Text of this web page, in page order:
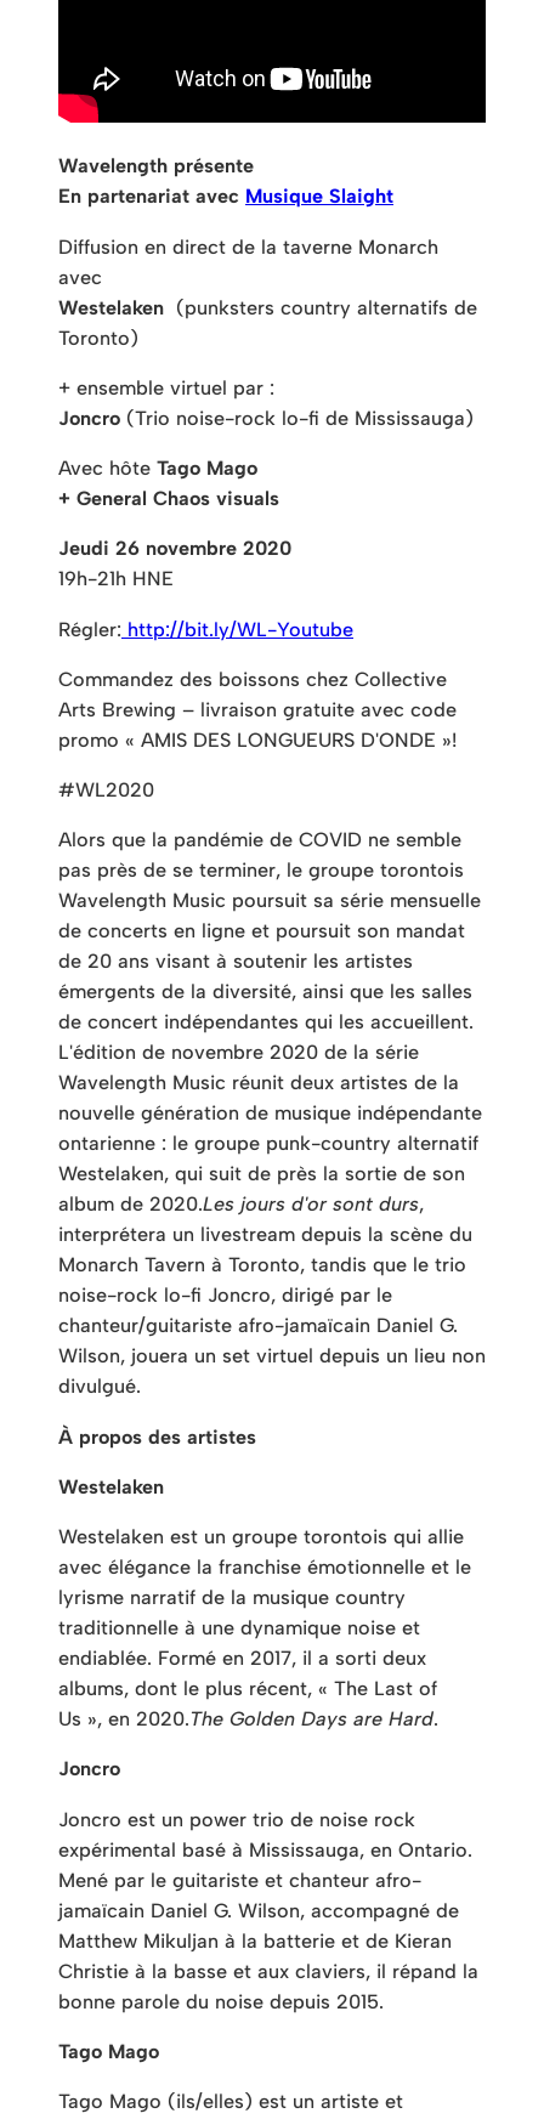
Wavelength présente
En partenariat avec Musique Slaight
Diffusion en direct de la taverne Monarch
avec
Westelaken (punksters country alternatifs de
Toronto)
+ ensemble virtuel par :
Joncro (Trio noise-rock lo-fi de Mississauga)
Avec hôte Tago Mago
+ General Chaos visuals
Jeudi 26 novembre 2020
19h-21h HNE
Régler: http://bit.ly/WL-Youtube
Commandez des boissons chez Collective
Arts Brewing – livraison gratuite avec code
promo « AMIS DES LONGUEURS D'ONDE »!
#WL2020
Alors que la pandémie de COVID ne semble
pas près de se terminer, le groupe torontois
Wavelength Music poursuit sa série mensuelle
de concerts en ligne et poursuit son mandat
de 20 ans visant à soutenir les artistes
émergents de la diversité, ainsi que les salles
de concert indépendantes qui les accueillent.
L'édition de novembre 2020 de la série
Wavelength Music réunit deux artistes de la
nouvelle génération de musique indépendante
ontarienne : le groupe punk-country alternatif
Westelaken, qui suit de près la sortie de son
album de 2020.Les jours d'or sont durs,
interprétera un livestream depuis la scène du
Monarch Tavern à Toronto, tandis que le trio
noise-rock lo-fi Joncro, dirigé par le
chanteur/guitariste afro-jamaïcain Daniel G.
Wilson, jouera un set virtuel depuis un lieu non
divulgué.
À propos des artistes
Westelaken
Westelaken est un groupe torontois qui allie
avec élégance la franchise émotionnelle et le
lyrisme narratif de la musique country
traditionnelle à une dynamique noise et
endiablée. Formé en 2017, il a sorti deux
albums, dont le plus récent, « The Last of
Us », en 2020.The Golden Days are Hard.
Joncro
Joncro est un power trio de noise rock
expérimental basé à Mississauga, en Ontario.
Mené par le guitariste et chanteur afro-
jamaïcain Daniel G. Wilson, accompagné de
Matthew Mikuljan à la batterie et de Kieran
Christie à la basse et aux claviers, il répand la
bonne parole du noise depuis 2015.
Tago Mago
Tago Mago (ils/elles) est un artiste et